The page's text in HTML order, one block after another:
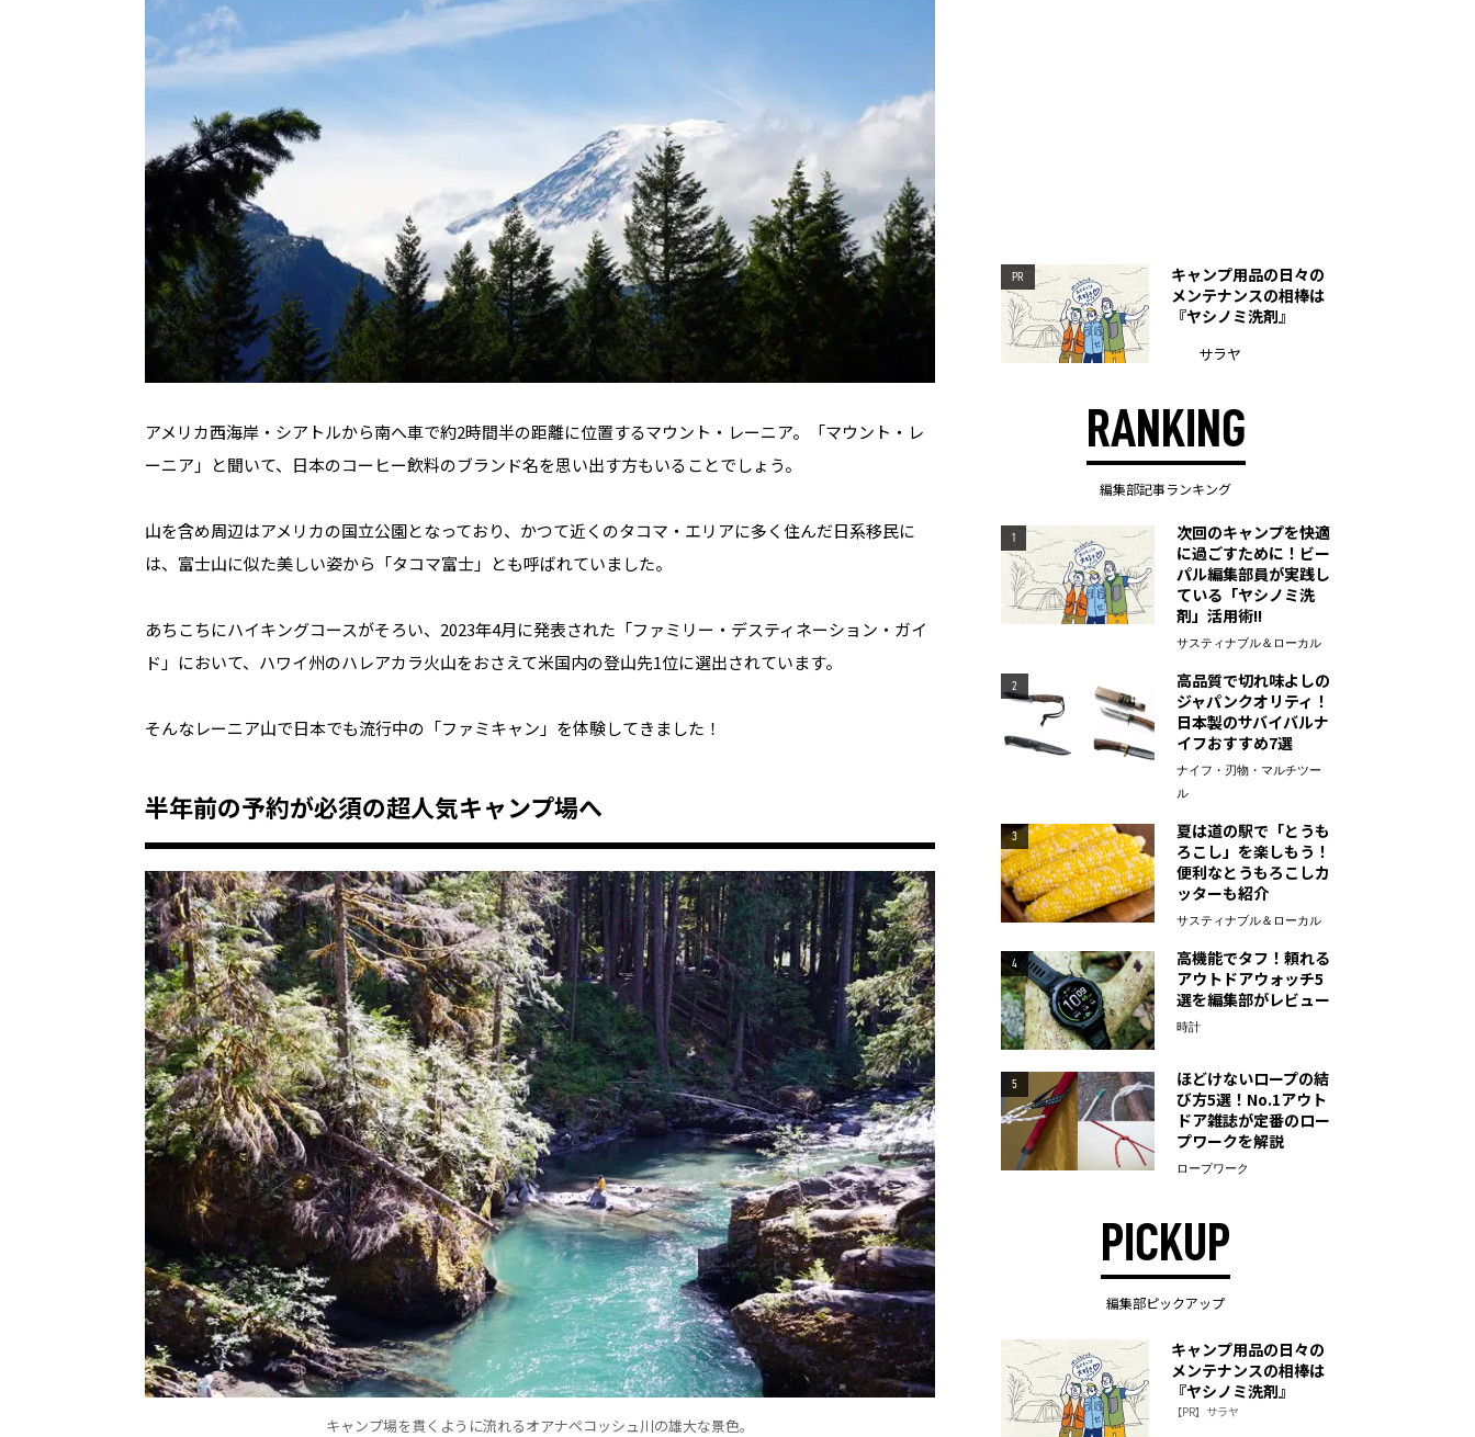
アメリカ西海岸・シアトルから南へ車で約2時間半の距離に位置するマウント・レーニア。「マウント・レ
ーニア」と聞いて、日本のコーヒー飲料のブランド名を思い出す方もいることでしょう。
山を含め周辺はアメリカの国立公園となっており、かつて近くのタコマ・エリアに多く住んだ日系移民に
は、富士山に似た美しい姿から「タコマ富士」とも呼ばれていました。
あちこちにハイキングコースがそろい、2023年4月に発表された「ファミリー・デスティネーション・ガイ
ド」において、ハワイ州のハレアカラ火山をおさえて米国内の登山先1位に選出されています。
そんなレーニア山で日本でも流行中の「ファミキャン」を体験してきました！
半年前の予約が必須の超人気キャンプ場へ
キャンプ場を貫くように流れるオアナペコッシュ川の雄大な景色。
PR
キャンプ用品の日々の
メンテナンスの相棒は
『ヤシノミ洗剤』
サラヤ
RANKING
編集部記事ランキング
1
次回のキャンプを快適
に過ごすために！ビー
パル編集部員が実践し
ている「ヤシノミ洗
剤」活用術!!
サスティナブル＆ローカル
2
高品質で切れ味よしの
ジャパンクオリティ！
日本製のサバイバルナ
イフおすすめ7選
ナイフ・刃物・マルチツー
ル
3
夏は道の駅で「とうも
ろこし」を楽しもう！
便利なとうもろこしカ
ッターも紹介
サスティナブル＆ローカル
4
高機能でタフ！頼れる
アウトドアウォッチ5
選を編集部がレビュー
時計
5
ほどけないロープの結
び方5選！No.1アウト
ドア雑誌が定番のロー
プワークを解説
ロープワーク
PICKUP
編集部ピックアップ
キャンプ用品の日々の
メンテナンスの相棒は
『ヤシノミ洗剤』
【PR】サラヤ